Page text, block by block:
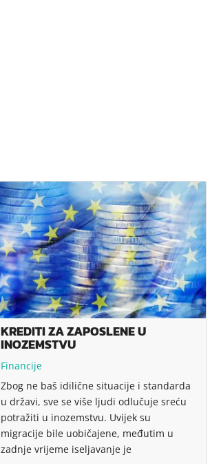
KREDITI ZA ZAPOSLENE U
INOZEMSTVU
Financije
Zbog ne baš idilične situacije i standarda
u državi, sve se više ljudi odlučuje sreću
potražiti u inozemstvu. Uvijek su
migracije bile uobičajene, međutim u
zadnje vrijeme iseljavanje je